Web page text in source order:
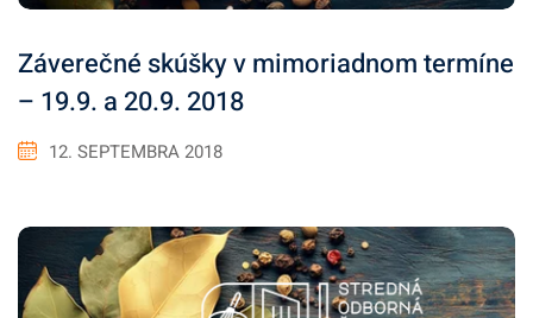
Záverečné skúšky v mimoriadnom termíne
– 19.9. a 20.9. 2018
12. SEPTEMBRA 2018